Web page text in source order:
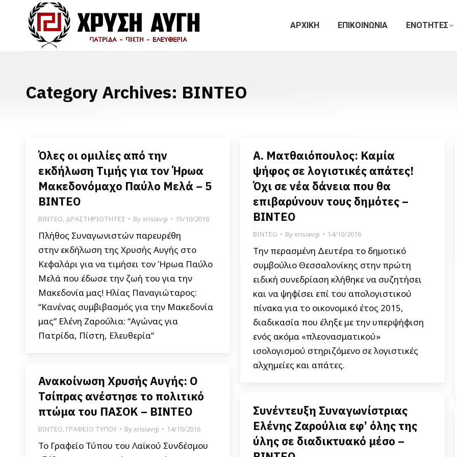
ΑΡΧΙΚΗ ΕΠΙΚΟΙΝΩΝΙΑ ΕΝΟΤΗΤΕΣ
Category Archives: ΒΙΝΤΕΟ
Όλες οι ομιλίες από την
εκδήλωση Τιμής για τον Ήρωα
Μακεδονόμαχο Παύλο Μελά – 5
ΒΙΝΤΕΟ
ΒΙΝΤΕΟ, ΔΡΑΣΤΗΡΙΟΤΗΤΕΣ Byxrisiavgi 15/10/2016
Πλήθος Συναγωνιστών παρευρέθη
στην εκδήλωση της Χρυσής Αυγής στο
Κεφαλάρι για να τιμήσει τον Ήρωα Παύλο
Μελά που έδωσε την ζωή του για την
Μακεδονία μας! Hλίας Παναγιώταρος:
“Κανένας συμβιβασμός για την Μακεδονία
μας” Ελένη Ζαρούλια: “Αγώνας για
Πατρίδα, Πίστη, Ελευθερία”
Α. Ματθαιόπουλος: Καμία
ψήφος σε λογιστικές απάτες!
Όχι σε νέα δάνεια που θα
επιβαρύνουν τους δημότες –
BINTEO
ΒΙΝΤΕΟ Byxrisiavgi 14/10/2016
Την περασμένη Δευτέρα το δημοτικό
συμβούλιο Θεσσαλονίκης στην πρώτη
ειδική συνεδρίαση κλήθηκε να συζητήσει
και να ψηφίσει επί του απολογιστικού
πίνακα για το οικονομικό έτος 2015,
διαδικασία που έληξε με την υπερψήφιση
ενός ακόμα «πλεονασματικού»
ισολογισμού στηριζόμενο σε λογιστικές
αλχημείες και απάτες.
Ανακοίνωση Χρυσής Αυγής: Ο
Τσίπρας ανέστησε το πολιτικό
πτώμα του ΠΑΣΟΚ – ΒΙΝΤΕΟ
ΒΙΝΤΕΟ, ΓΡΑΦΕΙΟ ΤΥΠΟΥ Byxrisiavgi 14/10/2016
Το Γραφείο Τύπου του Λαϊκού Συνδέσμου
Συνέντευξη Συναγωνίστριας
Ελένης Ζαρούλια εφ’ όλης της
ύλης σε διαδικτυακό μέσο –